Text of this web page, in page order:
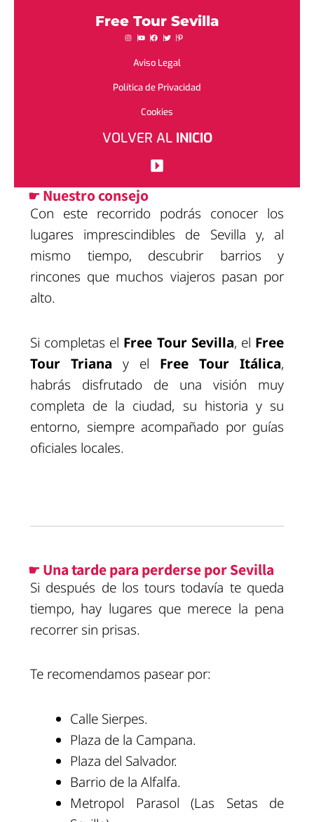
Free Tour Sevilla
Aviso Legal
Política de Privacidad
Cookies
VOLVER ALINICIO
☛ Nuestro consejo
Con este recorrido podrás conocer los
lugares imprescindibles de Sevilla y, al
mismo tiempo, descubrir barrios y
rincones que muchos viajeros pasan por
alto.
Si completas el Free Tour Sevilla, el Free
Tour Triana y el Free Tour Itálica,
habrás disfrutado de una visión muy
completa de la ciudad, su historia y su
entorno, siempre acompañado por guías
oficiales locales.
☛ Una tarde para perderse por Sevilla
Si después de los tours todavía te queda
tiempo, hay lugares que merece la pena
recorrer sin prisas.
Te recomendamos pasear por:
Calle Sierpes.
Plaza de la Campana.
Plaza del Salvador.
Barrio de la Alfalfa.
Metropol Parasol (Las Setas de